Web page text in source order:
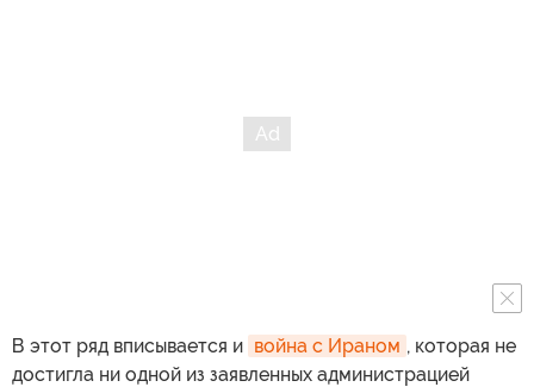
В этот ряд вписывается и война с Ираном , которая не
достигла ни одной из заявленных администрацией